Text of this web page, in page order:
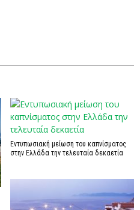
Εντυπωσιακή μείωση του καπνίσματος
στην Ελλάδα την τελευταία δεκαετία